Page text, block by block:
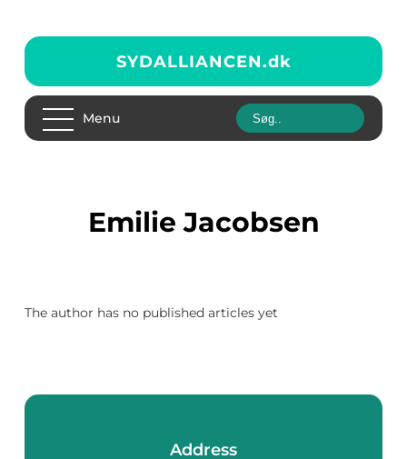
SYDALLIANCEN.dk
Menu
Emilie Jacobsen
The author has no published articles yet
Address